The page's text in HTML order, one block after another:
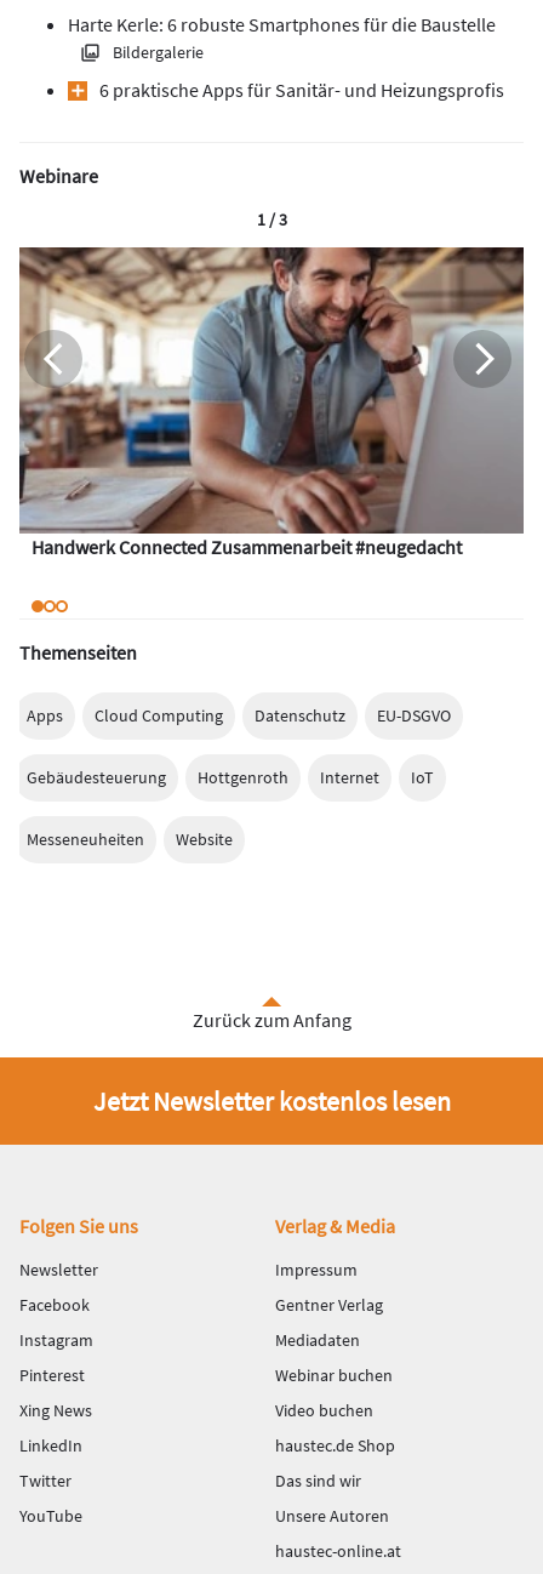
Harte Kerle: 6 robuste Smartphones für die Baustelle
Bildergalerie
6 praktische Apps für Sanitär- und Heizungsprofis
Webinare
Handwerk Connected Zusammenarbeit #neugedacht
1 / 3
Themenseiten
Apps Cloud Computing Datenschutz EU-DSGVO
Gebäudesteuerung Hottgenroth Internet IoT
Messeneuheiten Website
Zurück zum Anfang
Jetzt Newsletter kostenlos lesen
Fußbereich
Folgen Sie uns
Newsletter
Facebook
Instagram
Pinterest
Xing News
LinkedIn
Twitter
YouTube
Verlag & Media
Impressum
Gentner Verlag
Mediadaten
Webinar buchen
Video buchen
haustec.de Shop
Das sind wir
Unsere Autoren
haustec-online.at